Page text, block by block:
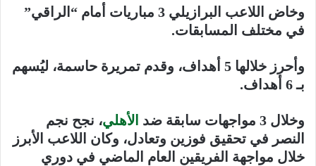
وخاض اللاعب البرازيلي 3 مباريات أمام “الراقي”
في مختلف المسابقات.
وأحرز خلالها 5 أهداف، وقدم تمريرة حاسمة، ليُسهم
بـ 6 أهداف.
وخلال 3 مواجهات سابقة ضد الأهلي، نجح نجم
النصر في تحقيق فوزين وتعادل، وكان اللاعب الأبرز
خلال مواجهة الفريقين العام الماضي في دوري